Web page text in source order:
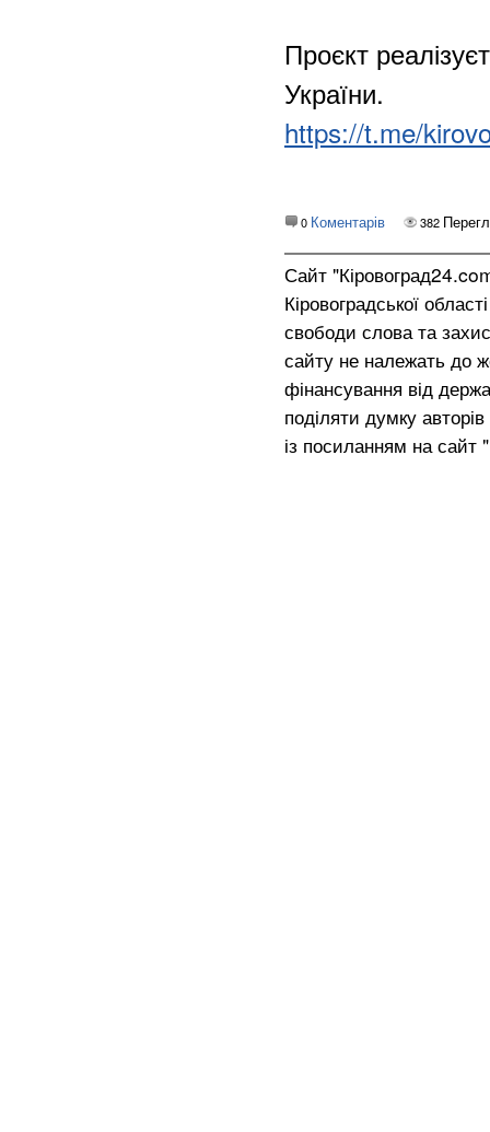
Проєкт
України.
https://t.me/
0 Коментарів 382
Сайт
Кіровоградської
свободи слова та
сайту не належать до
фінансування від
поділяти думку
із посиланням на сайт